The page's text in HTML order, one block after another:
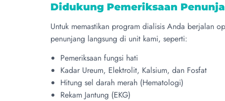
Didukung Pemeriksaan
Untuk memastikan program dialisis Anda berjalan
penunjang langsung di unit kami, seperti:
Pemeriksaan fungsi hati
Kadar Ureum, Elektrolit, Kalsium, dan Fosfat
Hitung sel darah merah (Hematologi)
Rekam Jantung (EKG)